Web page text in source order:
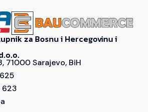
za Bosnu i Hercegovinu i
71000 Sarajevo, BiH
623